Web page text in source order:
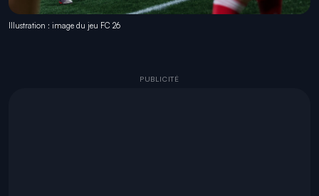
Illustration : image du jeu FC 26